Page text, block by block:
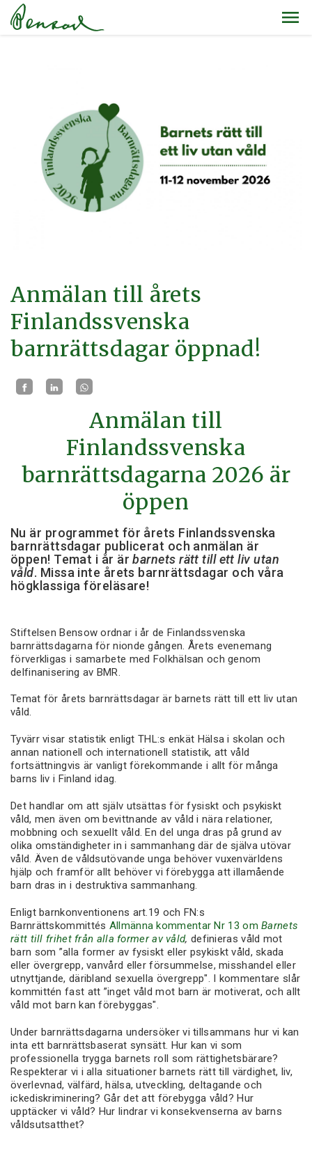
Anmälan till årets
Finlandssvenska
barnrättsdagar öppnad!
Anmälan till
Finlandssvenska
barnrättsdagarna 2026 är
öppen
Nu är programmet för årets Finlandssvenska
barnrättsdagar publicerat och anmälan är
öppen! Temat i år ärbarnets rätt till ett liv utan
våld. Missa inte årets barnrättsdagar och våra
högklassiga föreläsare!
Stiftelsen Bensow ordnar i år de Finlandssvenska
barnrättsdagarna för nionde gången. Årets evenemang
förverkligas i samarbete med Folkhälsan och genom
delfinanisering av BMR.
Temat för årets barnrättsdagar är barnets rätt till ett liv utan
våld.
Tyvärr visar statistik enligt THL:s enkät Hälsa i skolan och
annan nationell och internationell statistik, att våld
fortsättningvis är vanligt förekommande i allt för många
barns liv i Finland idag.
Det handlar om att själv utsättas för fysiskt och psykiskt
våld, men även om bevittnande av våld i nära relationer,
mobbning och sexuellt våld. En del unga dras på grund av
olika omständigheter in i sammanhang där de själva utövar
våld. Även de våldsutövande unga behöver vuxenvärldens
hjälp och framför allt behöver vi förebygga att illamående
barn dras in i destruktiva sammanhang.
Enligt barnkonventionens art.19 och FN:s
Barnrättskommittés Allmänna kommentar Nr 13 omBarnets
rätt till frihet från alla former av våld, definieras våld mot
barn som ”alla former av fysiskt eller psykiskt våld, skada
eller övergrepp, vanvård eller försummelse, misshandel eller
utnyttjande, däribland sexuella övergrepp". I kommentare slår
kommittén fast att ”inget våld mot barn är motiverat, och allt
våld mot barn kan förebyggas".
Under barnrättsdagarna undersöker vi tillsammans hur vi kan
inta ett barnrättsbaserat synsätt. Hur kan vi som
professionella trygga barnets roll som rättighetsbärare?
Respekterar vi i alla situationer barnets rätt till värdighet, liv,
överlevnad, välfärd, hälsa, utveckling, deltagande och
ickediskriminering? Går det att förebygga våld? Hur
upptäcker vi våld? Hur lindrar vi konsekvenserna av barns
våldsutsatthet?